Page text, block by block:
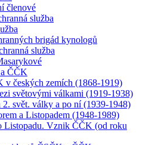
členové
služba
brigád kynologů
služba
ČČK
v českých zemích (1868-1919)
světovými válkami (1919-1938)
svět. války a po ní (1939-1948)
a Listopadem (1948-1989)
Listopadu. Vznik ČČK (od roku